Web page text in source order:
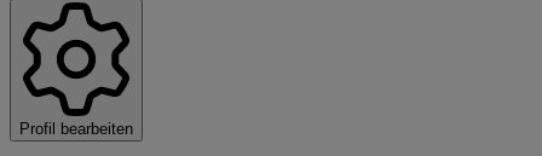
Profil bearbeiten